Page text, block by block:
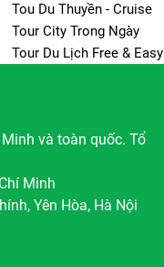
Tou Du Thuyền - Cruise
Tour City Trong Ngày
Tour Du Lịch Free & Easy
và toàn quốc. Tổ
Minh
Yên Hòa, Hà Nội